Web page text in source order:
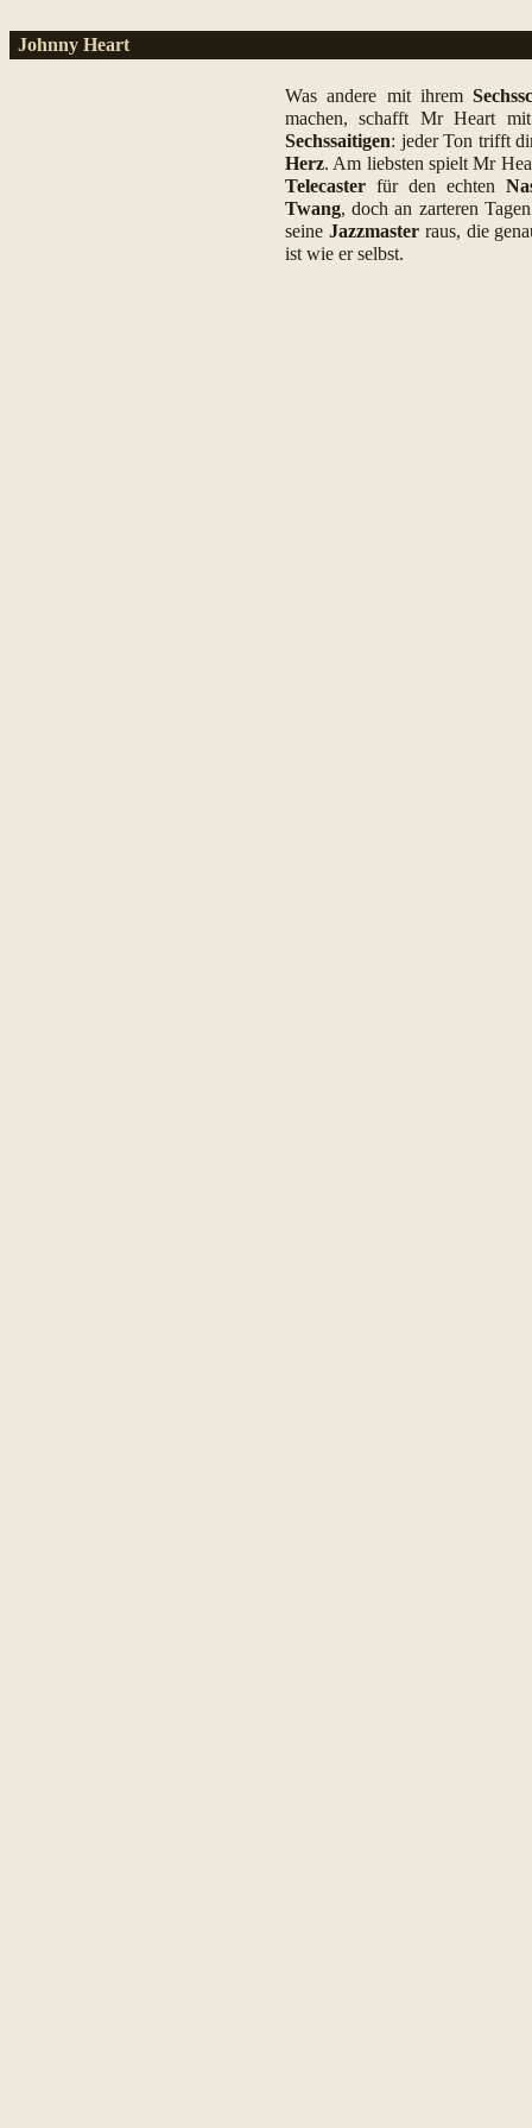
Johnny Heart
Was andere mit ihrem
machen, schafft Mr Heart
Sechssaitigen: jeder Ton trifft
Herz. Am liebsten spielt Mr
Telecaster für den echten
Twang, doch an zarteren
seine Jazzmasterraus, die
ist wie er selbst.